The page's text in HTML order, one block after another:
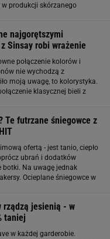
produkcji skórzanego
najgorętszymi
Sinsay robi wrażenie
połączenie kolorów i
nie wychodzą z
moją uwagę, to kolorystyka.
klasycznej bieli z
Te futrzane śniegowce z
ofertą - jest tanio, ciepło
ubrań i dodatków
Na uwagę jednak
Ocieplane śniegowce w
rządzą jesienią - w
taniej
w każdej garderobie.